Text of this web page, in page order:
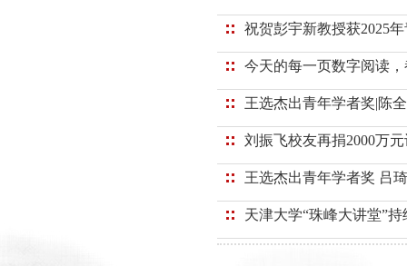
祝贺彭宇新教授获2025
今天的每一页数字阅读
王选杰出青年学者奖|陈
刘振飞校友再捐2000万
王选杰出青年学者奖 吕
天津大学“珠峰大讲堂”